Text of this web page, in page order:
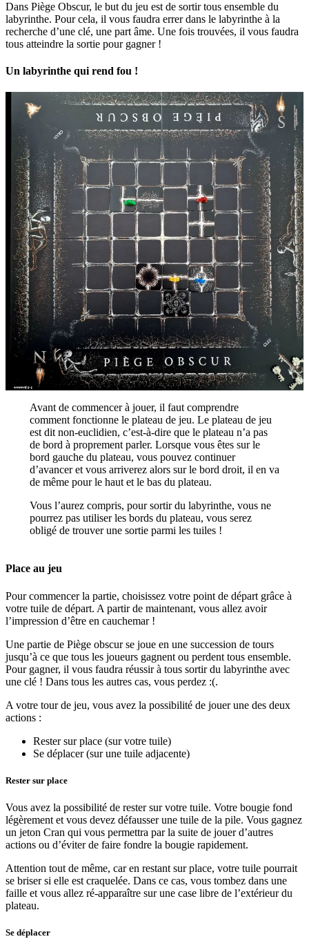
Dans Piège Obscur, le but du jeu est de sortir tous ensemble du
labyrinthe. Pour cela, il vous faudra errer dans le labyrinthe à la
recherche d’une clé, une part âme. Une fois trouvées, il vous faudra
tous atteindre la sortie pour gagner !
Un labyrinthe qui rend fou !
Avant de commencer à jouer, il faut comprendre
comment fonctionne le plateau de jeu. Le plateau de jeu
est dit non-euclidien, c’est-à-dire que le plateau n’a pas
de bord à proprement parler. Lorsque vous êtes sur le
bord gauche du plateau, vous pouvez continuer
d’avancer et vous arriverez alors sur le bord droit, il en va
de même pour le haut et le bas du plateau.
Vous l’aurez compris, pour sortir du labyrinthe, vous ne
pourrez pas utiliser les bords du plateau, vous serez
obligé de trouver une sortie parmi les tuiles !
Place au jeu
Pour commencer la partie, choisissez votre point de départ grâce à
votre tuile de départ. A partir de maintenant, vous allez avoir
l’impression d’être en cauchemar !
Une partie de Piège obscur se joue en une succession de tours
jusqu’à ce que tous les joueurs gagnent ou perdent tous ensemble.
Pour gagner, il vous faudra réussir à tous sortir du labyrinthe avec
une clé ! Dans tous les autres cas, vous perdez :(.
A votre tour de jeu, vous avez la possibilité de jouer une des deux
actions :
Rester sur place (sur votre tuile)
Se déplacer (sur une tuile adjacente)
Rester sur place
Vous avez la possibilité de rester sur votre tuile. Votre bougie fond
légèrement et vous devez défausser une tuile de la pile. Vous gagnez
un jeton Cran qui vous permettra par la suite de jouer d’autres
actions ou d’éviter de faire fondre la bougie rapidement.
Attention tout de même, car en restant sur place, votre tuile pourrait
se briser si elle est craquelée. Dans ce cas, vous tombez dans une
faille et vous allez ré-apparaître sur une case libre de l’extérieur du
plateau.
Se déplacer